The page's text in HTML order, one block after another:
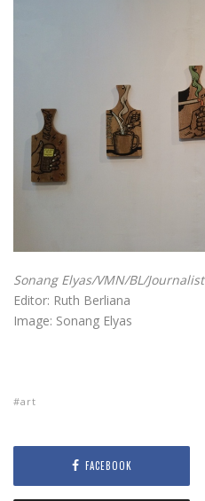
Sonang Elyas/VMN/BL/Journalist
Editor: Ruth Berliana
Image: Sonang Elyas
art
FACEBOOK